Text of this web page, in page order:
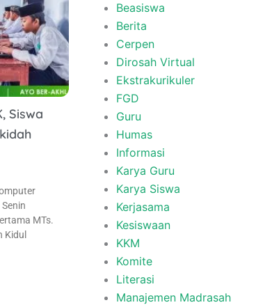
Siswa
MTs.
Kidul
Beasiswa
Berita
Cerpen
Dirosah Virtual
Ekstrakurikuler
FGD
Guru
Humas
Informasi
Karya Guru
Karya Siswa
Kerjasama
Kesiswaan
KKM
Komite
Literasi
Manajemen Madrasah